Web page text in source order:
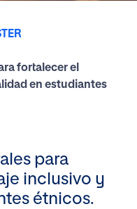
fortalecer el
en estudiantes
para
inclusivo y
étnicos.